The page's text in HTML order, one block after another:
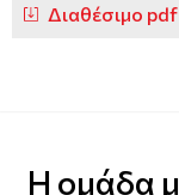
Διαθέσιμο pdf
Η ομάδα